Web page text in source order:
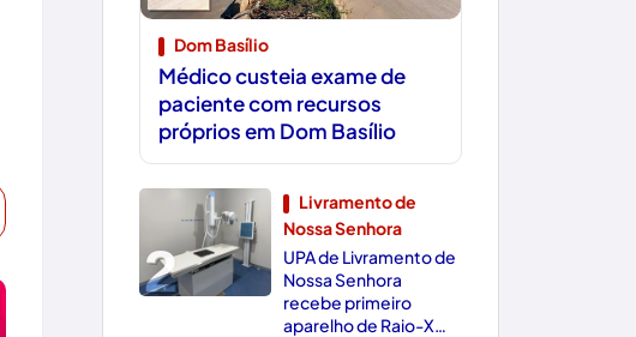
Dom Basílio
Médico custeia exame de
paciente com recursos
próprios em Dom Basílio
2
Livramento de
Nossa Senhora
UPA de Livramento de
Nossa Senhora
recebe primeiro
aparelho de Raio-X